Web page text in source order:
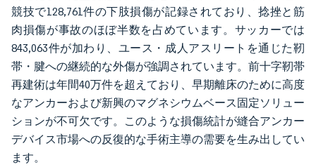
競技で128,761件の下肢損傷が記録されており、捻挫と筋
肉損傷が事故のほぼ半数を占めています。サッカーでは
843,063件が加わり、ユース・成人アスリートを通じた靭
帯・腱への継続的な外傷が強調されています。前十字靭帯
再建術は年間40万件を超えており、早期離床のために高度
なアンカーおよび新興のマグネシウムベース固定ソリュー
ションが不可欠です。このような損傷統計が縫合アンカー
デバイス市場への反復的な手術主導の需要を生み出してい
ます。